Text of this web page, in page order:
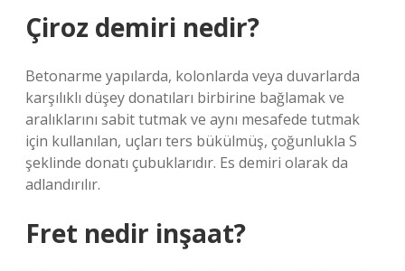
Çiroz demiri nedir?
Betonarme yapılarda, kolonlarda veya duvarlarda
karşılıklı düşey donatıları birbirine bağlamak ve
aralıklarını sabit tutmak ve aynı mesafede tutmak
için kullanılan, uçları ters bükülmüş, çoğunlukla S
şeklinde donatı çubuklarıdır. Es demiri olarak da
adlandırılır.
Fret nedir inşaat?